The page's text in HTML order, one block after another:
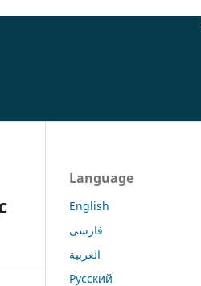
Language
English
فارسی
العربية
Русский